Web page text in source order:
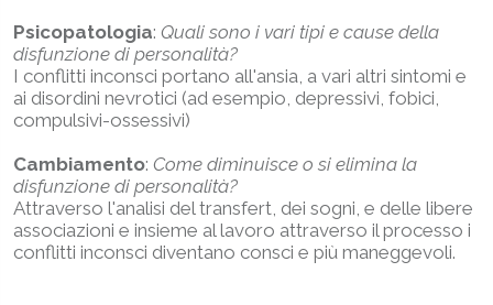
Psicopatologia: Quali sono i vari tipi e cause della
disfunzione di personalità?
I conflitti inconsci portano all'ansia, a vari altri sintomi e
ai disordini nevrotici (ad esempio, depressivi, fobici,
compulsivi-ossessivi)
Cambiamento: Come diminuisce o si elimina la
disfunzione di personalità?
Attraverso l'analisi del transfert, dei sogni, e delle libere
associazioni e insieme al lavoro attraverso il processo i
conflitti inconsci diventano consci e più maneggevoli.